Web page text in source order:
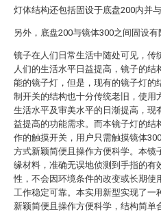
灯体结构还包括固设于底盘200内并
另外，底盘200与镜体300之间固设有
镜子在人们日常生活中随处可见，
人们的生活水平日益提高，镜子的
能的镜子灯，但是，现有的镜子灯
制开关的结构也十分传统老旧，使用
生活水平及审美水平的日渐提高，现
益提高的功能需求。而本镜子灯的结
作的触摸开关，用户只需触摸镜体
方式新颖简便且操作方便科学。本
缘材料，准确无误地侦测到手指的
性，不会因环境条件的改变或长期使
工作稳定可靠。本实用新型实现了
新颖简便且操作方便科学，结构简